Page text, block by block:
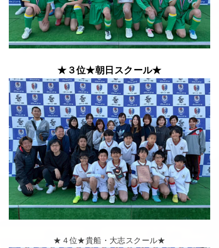
★３位★朝日スクール★
★４位★貴船・大志スクール★